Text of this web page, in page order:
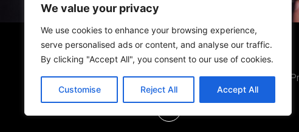
We value your privacy
We use cookies to enhance your browsing experience,
serve personalised ads or content, and analyse our traffic.
By clicking "Accept All", you consent to our use of cookies.
Customise Reject All Accept All
HomeChi Siamo